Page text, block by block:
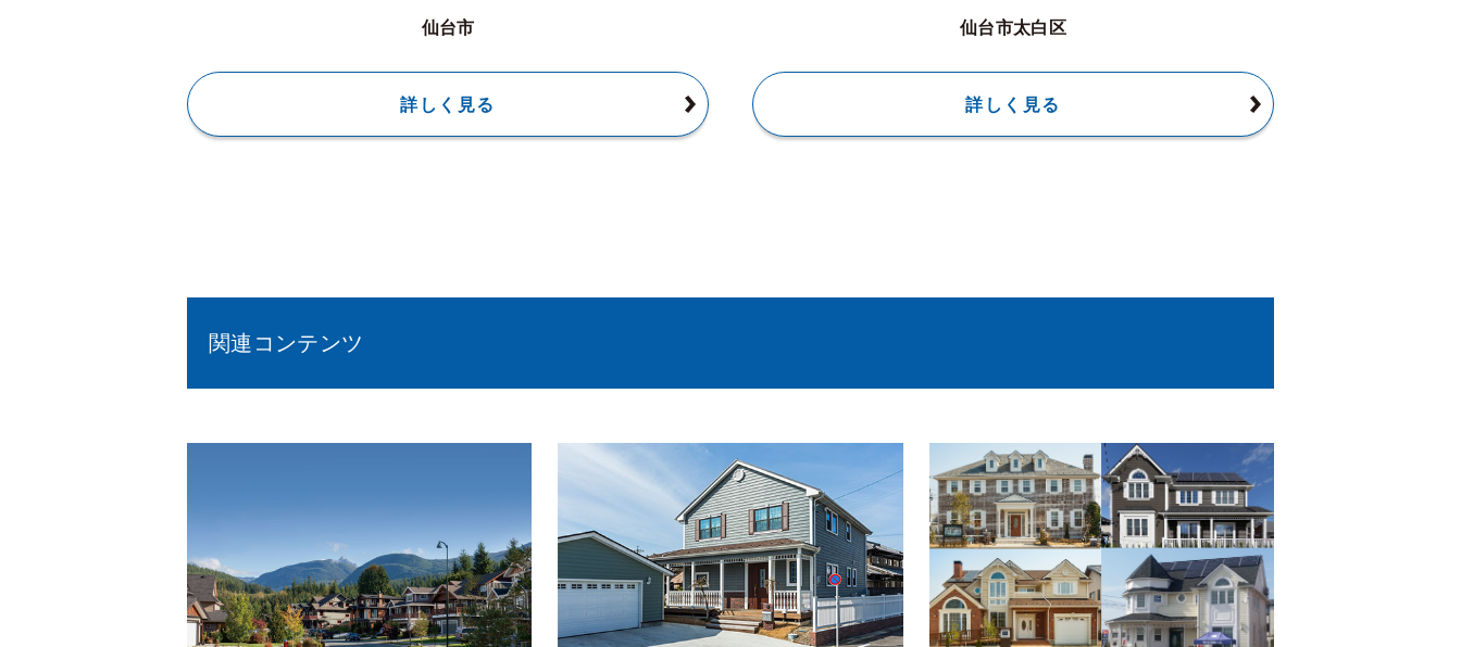
仙台市
詳しく見る
仙台市太白区
詳しく見る
関連コンテンツ